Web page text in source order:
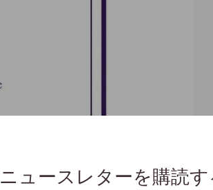
ニュースレターを購読す